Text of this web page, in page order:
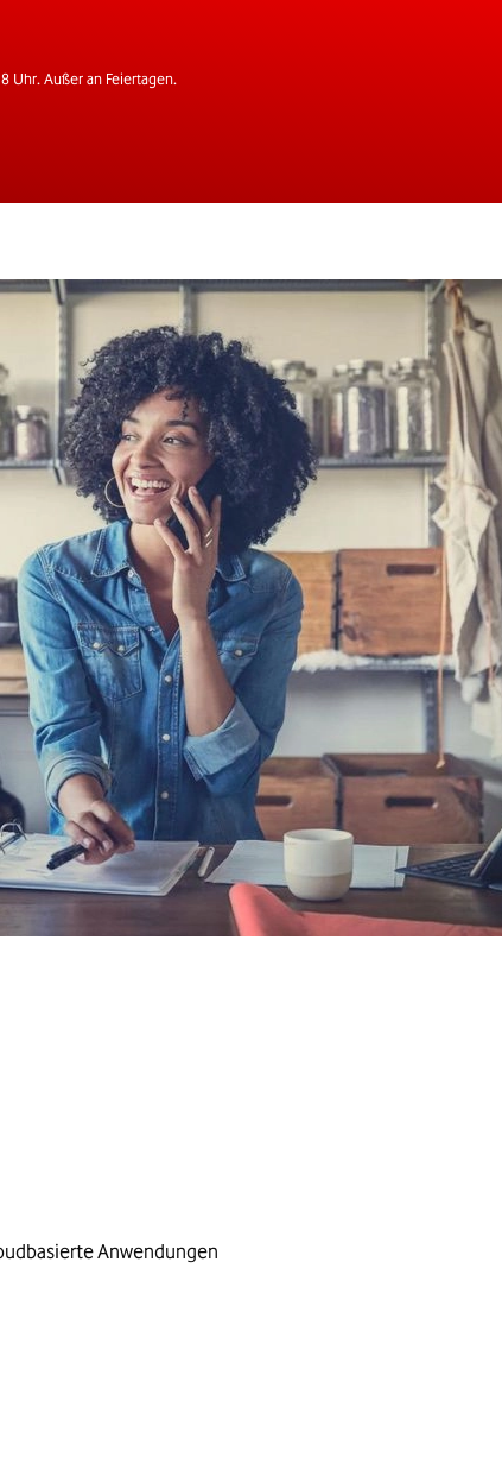
Uhr. Außer an Feiertagen.
Anwendungen